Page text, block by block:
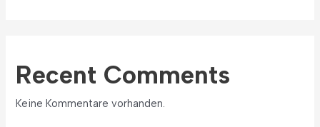
Recent Comments
Keine Kommentare vorhanden.